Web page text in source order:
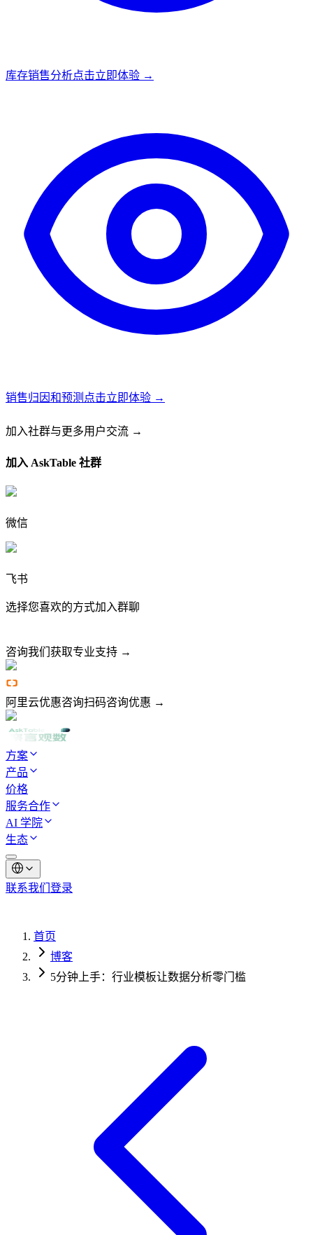
库存销售分析点击立即体验 →
销售归因和预测 点击立即体验 →
加入社群与更多用户交流 →
加入 AskTable 社群
微信
飞书
选择您喜欢的方式加入群聊
咨询我们 获取专业支持 →
阿里云优惠咨询扫码咨询优惠 →
方案
产品
价格
服务合作
AI 学院
生态
联系我们 登录
首页
博客
5分钟上手：行业模板让数据分析零门槛